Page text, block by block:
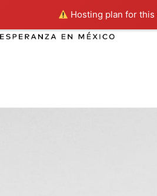
Hosting plan for